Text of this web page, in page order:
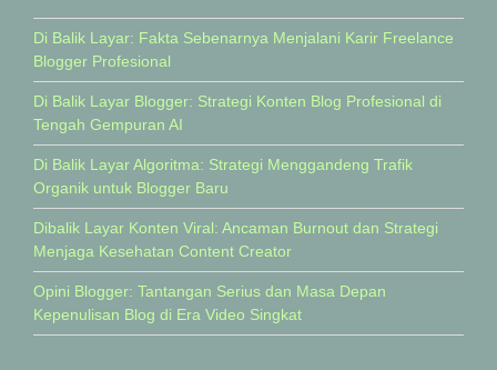
Di Balik Layar: Fakta Sebenarnya Menjalani Karir Freelance
Blogger Profesional
Di Balik Layar Blogger: Strategi Konten Blog Profesional di
Tengah Gempuran AI
Di Balik Layar Algoritma: Strategi Menggandeng Trafik
Organik untuk Blogger Baru
Dibalik Layar Konten Viral: Ancaman Burnout dan Strategi
Menjaga Kesehatan Content Creator
Opini Blogger: Tantangan Serius dan Masa Depan
Kepenulisan Blog di Era Video Singkat